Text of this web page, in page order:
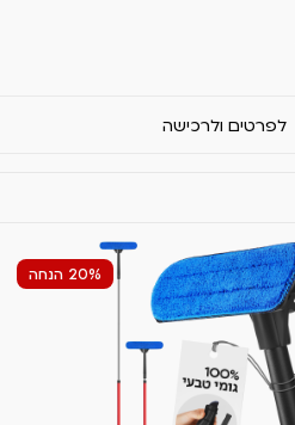
לפרטים ולרכישה
20% הנחה